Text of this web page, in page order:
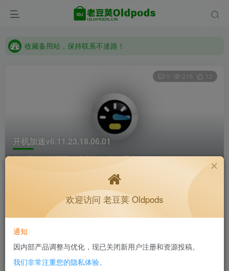
收藏备用站，保持联系不迷路！
收藏备用站，保持联系不迷路！
开机加速v6.11.23.18.06.01
首页 软件下载 分类 32位 正文
0 216 12
1个月前更新
软件信息
兼容版本：安卓1.6+
欢迎访问 老豆荚 Oldpods
通知
因内部产品调整与优化，现已关闭新用户注册和资源投稿。
我们非常注重您的隐私体验。